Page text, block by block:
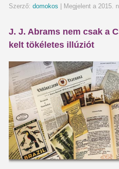
Szerző: domokos | Megjelent a 2015.
J. J. Abrams nem csak a
kelt tökéletes illúziót